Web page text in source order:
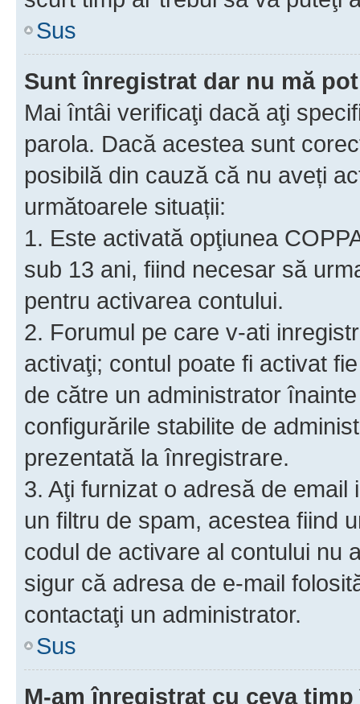
Sus
Sunt înregistrat dar nu mă
Mai întâi verificaţi dacă aţi
parola. Dacă acestea sunt
posibilă din cauză că nu aveți
următoarele situații:
1. Este activată opţiunea
sub 13 ani, fiind necesar să
pentru activarea contului.
2. Forumul pe care v-ati
activaţi; contul poate fi activat
de către un administrator
configurările stabilite de
prezentată la înregistrare.
3. Aţi furnizat o adresă de
un filtru de spam, acestea fiind
codul de activare al contului nu
sigur că adresa de e-mail
contactaţi un administrator.
Sus
M-am înregistrat cu ceva